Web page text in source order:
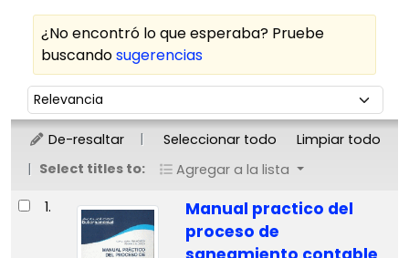
¿No encontró lo que esperaba? Pruebe
buscandosugerencias
Ordenar
Ordenar por:
De-resaltar Seleccionar todo
Limpiar todo
Select titles to:
Agregar a la lista
Resultados
1.
Manual practico del
proceso de